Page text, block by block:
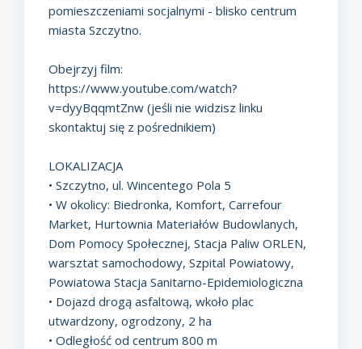
pomieszczeniami socjalnymi - blisko centrum
miasta Szczytno.
Obejrzyj film:
https://www.youtube.com/watch?
v=dyyBqqmtZnw (jeśli nie widzisz linku
skontaktuj się z pośrednikiem)
LOKALIZACJA
• Szczytno, ul. Wincentego Pola 5
• W okolicy: Biedronka, Komfort, Carrefour
Market, Hurtownia Materiałów Budowlanych,
Dom Pomocy Społecznej, Stacja Paliw ORLEN,
warsztat samochodowy, Szpital Powiatowy,
Powiatowa Stacja Sanitarno-Epidemiologiczna
• Dojazd drogą asfaltową, wkoło plac
utwardzony, ogrodzony, 2 ha
• Odległość od centrum 800 m